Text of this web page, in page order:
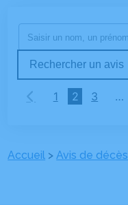
Rechercher un avis
1 2 3 …
Accueil >Avis de décès